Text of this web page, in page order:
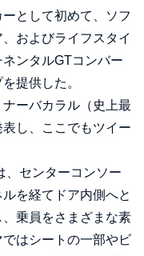
として初めて、ソフ
およびライフスタイ
ンタルGTコンバー
提供した。
ーバカラル（史上最
し、ここでもツイー
、センターコンソー
を経てドア内側へと
乗員をさまざまな素
はシートの一部やビ